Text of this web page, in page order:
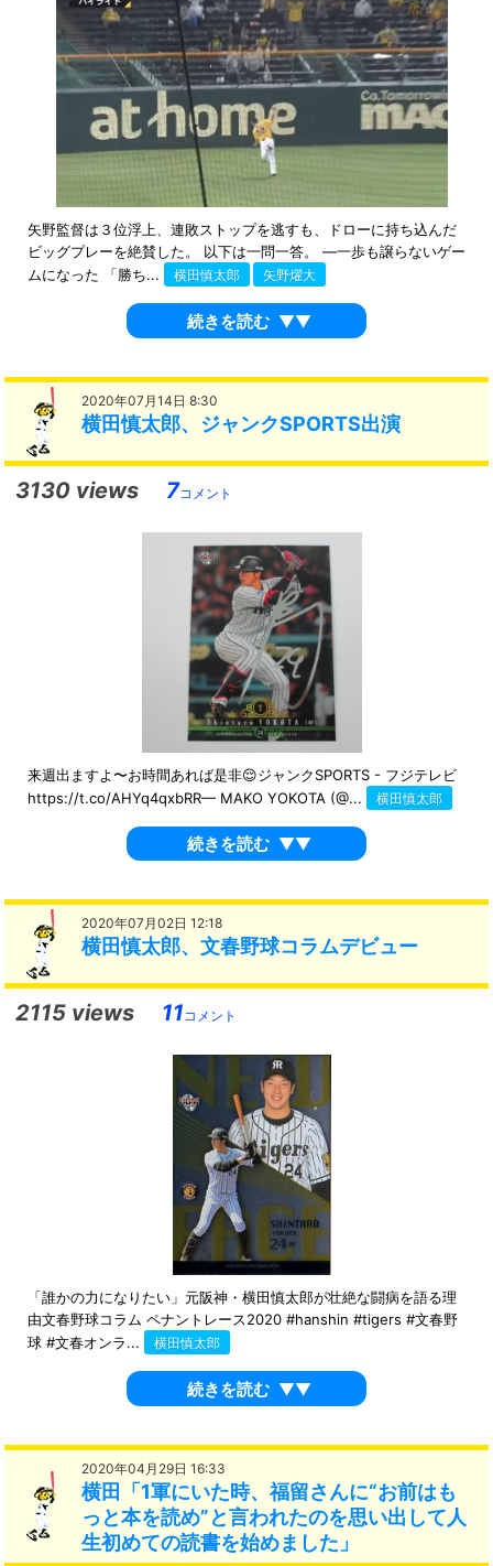
矢野監督は３位浮上、連敗ストップを逃すも、ドローに持ち込んだ
ビッグプレーを絶賛した。 以下は一問一答。 ―一歩も譲らないゲー
ムになった 「勝ち...
横田慎太郎 矢野燿大
続きを読む ▼▼
2020年07月14日 8:30
横田慎太郎、ジャンクSPORTS出演
3130 views 7コメント
来週出ますよ〜お時間あれば是非😌ジャンクSPORTS - フジテレビ
https://t.co/AHYq4qxbRR— MAKO YOKOTA (@...
横田慎太郎
続きを読む ▼▼
2020年07月02日 12:18
横田慎太郎、文春野球コラムデビュー
2115 views 11コメント
「誰かの力になりたい」元阪神・横田慎太郎が壮絶な闘病を語る理
由文春野球コラム ペナントレース2020 #hanshin #tigers #文春野
球 #文春オンラ...
横田慎太郎
続きを読む ▼▼
2020年04月29日 16:33
横田「1軍にいた時、福留さんに“お前はも
っと本を読め”と言われたのを思い出して人
生初めての読書を始めました」